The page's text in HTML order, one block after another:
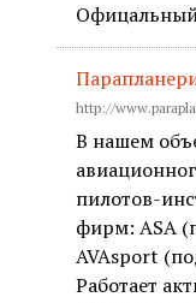
Офицальный
http://
В нашем
пилотов-
фирм: ASA
AVAsport
Работает